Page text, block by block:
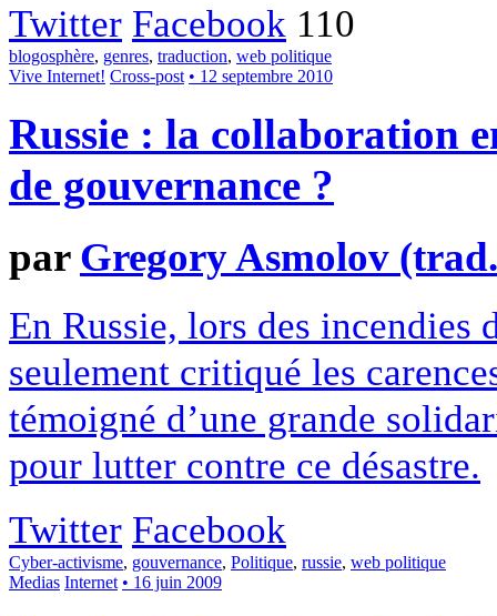
Twitter Facebook 110
blogosphère, genres, traduction, web politique
Vive Internet! Cross-post • 12 septembre 2010
Russie : la collaboration
de gouvernance ?
par Gregory Asmolov
En Russie, lors des incendies
seulement critiqué les
témoigné d’une grande
pour lutter contre ce désastre.
Twitter Facebook
Cyber-activisme, gouvernance, Politique, russie, web politique
Medias Internet • 16 juin 2009